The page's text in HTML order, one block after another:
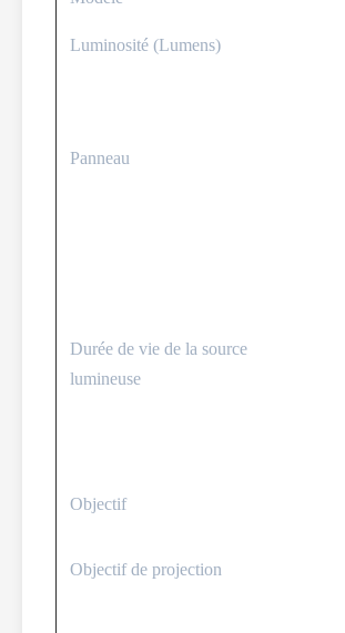
Luminosité (Lumens)
Panneau
Durée de vie de la source
lumineuse
Objectif
Objectif de projection